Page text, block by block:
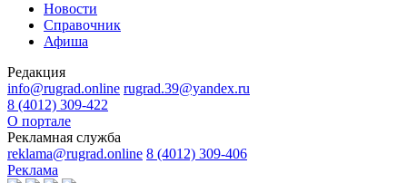
Новости
Справочник
Афиша
Редакция
info@rugrad.online rugrad.39@yandex.ru
8 (4012) 309-422
О портале
Рекламная служба
reklama@rugrad.online 8 (4012) 309-406
Реклама